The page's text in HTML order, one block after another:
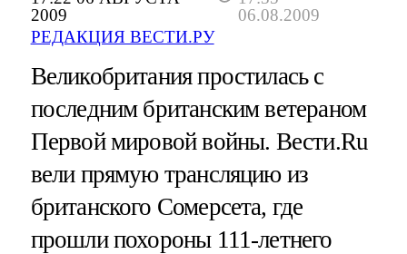
2009
06.08.2009
РЕДАКЦИЯ ВЕСТИ.РУ
Великобритания простилась с
последним британским ветераном
Первой мировой войны. Вести.Ru
вели прямую трансляцию из
британского Сомерсета, где
прошли похороны 111-летнего